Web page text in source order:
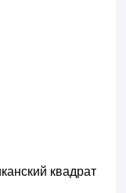
квадрат